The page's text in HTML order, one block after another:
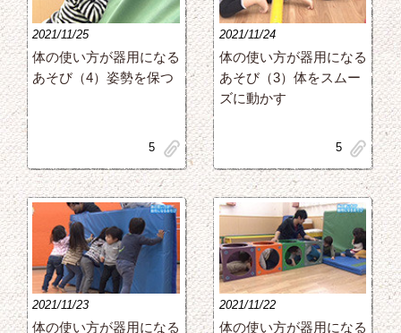
2021/11/25
体の使い方が器用になる
あそび（4）姿勢を保つ
clip
5
2021/11/24
体の使い方が器用になる
あそび（3）体をスムー
ズに動かす
clip
5
2021/11/23
体の使い方が器用になる
2021/11/22
体の使い方が器用になる